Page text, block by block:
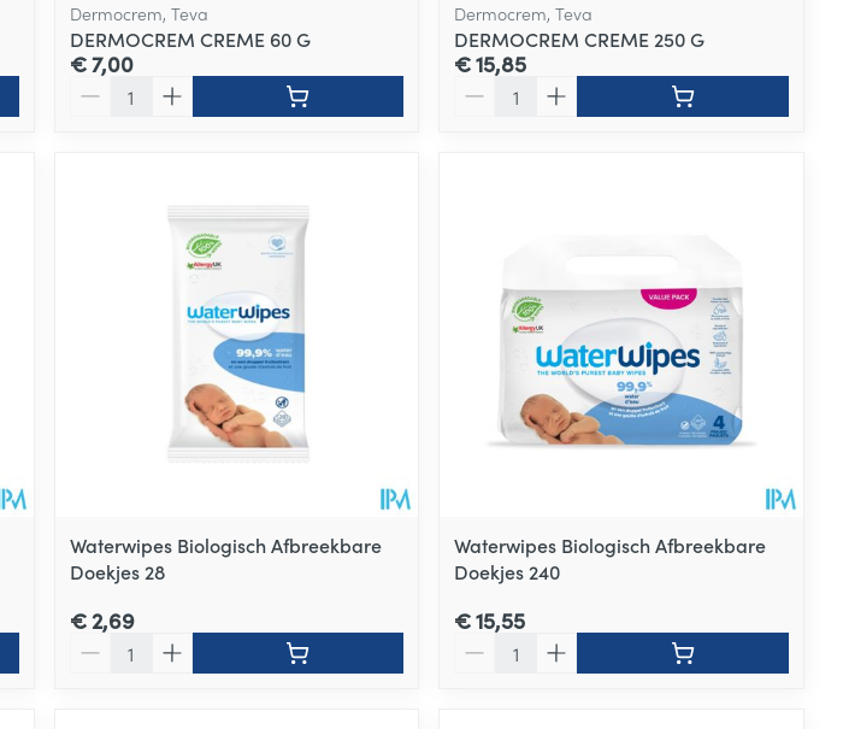
Dermocrem, Teva
DERMOCREM CREME 60 G
€ 7,00
Dermocrem, Teva
DERMOCREM CREME 250 G
€ 15,85
Waterwipes Biologisch Afbreekbare
Doekjes 28
€ 2,69
Waterwipes Biologisch Afbreekbare
Doekjes 240
€ 15,55